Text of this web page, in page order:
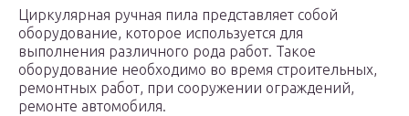
Циркулярная ручная пила представляет собой
оборудование, которое используется для
выполнения различного рода работ. Такое
оборудование необходимо во время строительных,
ремонтных работ, при сооружении ограждений,
ремонте автомобиля.